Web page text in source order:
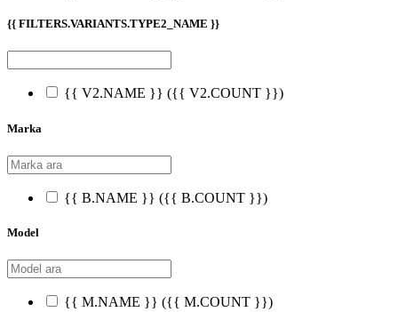
{{ FILTERS.VARIANTS.TYPE2_NAME }}
{{ V2.NAME }} ({{ V2.COUNT }})
Marka
{{ B.NAME }} ({{ B.COUNT }})
Model
{{ M.NAME }} ({{ M.COUNT }})